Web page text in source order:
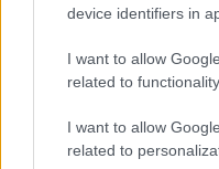
device identifiers in
I want to allow
related to
I want to allow
related to